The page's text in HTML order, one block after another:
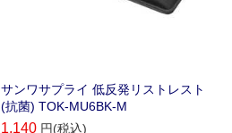
サンワサプライ 低反発リストレスト
(抗菌) TOK-MU6BK-M
1,140 円(税込)